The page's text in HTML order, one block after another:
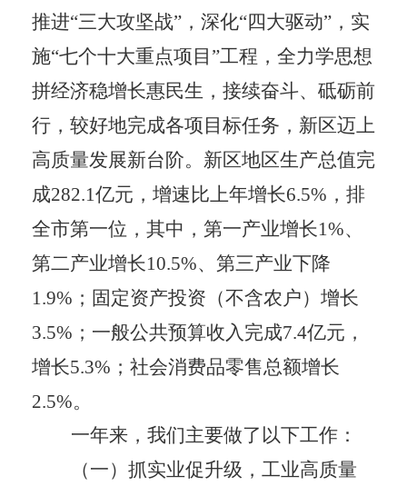
推进“三大攻坚战” ，深化“四大驱动” ，实
施“七个十大重点项目 ”工程，全力学思想
拼经济稳增长惠民生， 接续奋斗、砥砺前
行， 较好地完成各项目标任务，新区迈上
高质量发展新台阶。新区地区生产总值完
成282.1亿元，增速比上年增长6.5% ，排
全市第一位，其中，第一产业增长1%、
第二产业增长10.5%、第三产业下降
1.9% ；固定资产投资（不含农户）增长
3.5% ；一般公共预算收入完成7.4亿元，
增长5.3% ；社会消费品零售总额增长
2.5%。
一年来，我们主要做了以下工作：
（一）抓实业促升级，工业高质量